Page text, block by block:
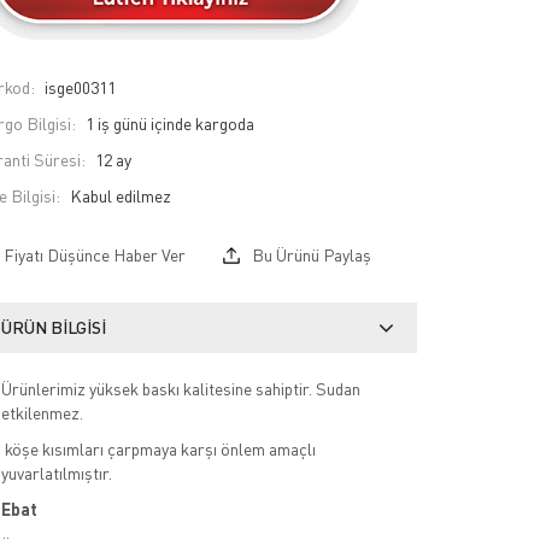
isge00311
Bilgisi:
1 iş günü içinde kargoda
Süresi:
12 ay
Bilgisi:
Fiyatı Düşünce Haber Ver Bu Ürünü Paylaş
ÜRÜN BILGISI
Ürünlerimiz yüksek baskı kalitesine sahiptir. Sudan
etkilenmez.
köşe kısımları çarpmaya karşı önlem amaçlı
yuvarlatılmıştır.
Ebat